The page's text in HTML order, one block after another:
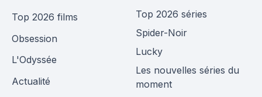
Top 2026 films
Obsession
L'Odyssée
Actualité
Top 2026 séries
Spider-Noir
Lucky
Les nouvelles séries du
moment